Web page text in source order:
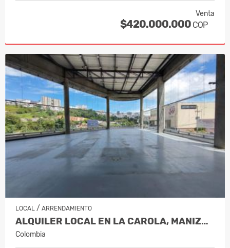
Venta
$420.000.000 COP
LOCAL / ARRENDAMIENTO
ALQUILER LOCAL EN LA CAROLA, MANIZALES…
Colombia